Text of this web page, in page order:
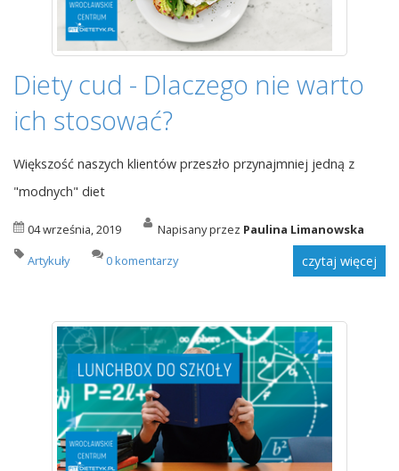
Diety cud - Dlaczego nie warto
ich stosować?
Większość naszych klientów przeszło przynajmniej jedną z
"modnych" diet
04 września, 2019 Napisany przez Paulina Limanowska
Artykuły
0 komentarzy czytaj więcej